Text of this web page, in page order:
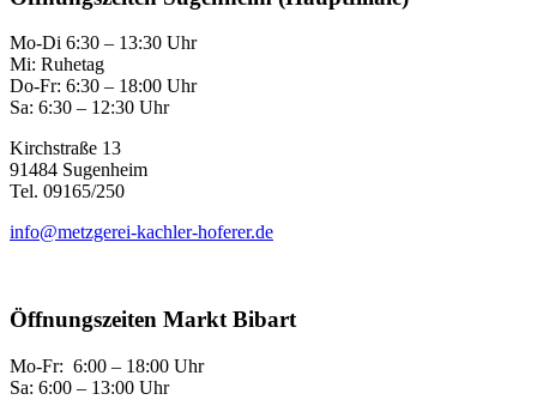
Mo-Di 6:30 – 13:30 Uhr
Mi: Ruhetag
Do-Fr: 6:30 – 18:00 Uhr
Sa: 6:30 – 12:30 Uhr
Kirchstraße 13
91484 Sugenheim
Tel. 09165/250
info@metzgerei-kachler-hoferer.de
Öffnungszeiten Markt Bibart
Mo-Fr: 6:00 – 18:00 Uhr
Sa: 6:00 – 13:00 Uhr